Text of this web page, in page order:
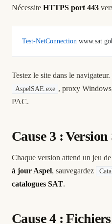
Nécessite HTTPS port 443
Test-NetConnection
Testez le site dans le
AspelSAE.exe , proxy
PAC.
Cause 3 :
Chaque version attend un jeu
à jour Aspel, sauvegardez
catalogues SAT.
Cause 4 :